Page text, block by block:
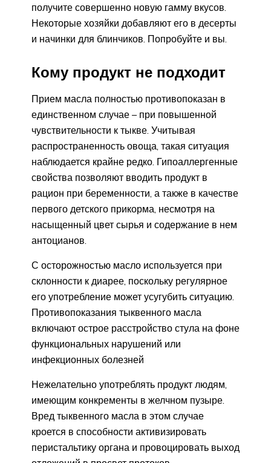
получите совершенно новую гамму вкусов.
Некоторые хозяйки добавляют его в десерты
и начинки для блинчиков. Попробуйте и вы.
Кому продукт не подходит
Прием масла полностью противопоказан в
единственном случае – при повышенной
чувствительности к тыкве. Учитывая
распространенность овоща, такая ситуация
наблюдается крайне редко. Гипоаллергенные
свойства позволяют вводить продукт в
рацион при беременности, а также в качестве
первого детского прикорма, несмотря на
насыщенный цвет сырья и содержание в нем
антоцианов.
С осторожностью масло используется при
склонности к диарее, поскольку регулярное
его употребление может усугубить ситуацию.
Противопоказания тыквенного масла
включают острое расстройство стула на фоне
функциональных нарушений или
инфекционных болезней
Нежелательно употреблять продукт людям,
имеющим конкременты в желчном пузыре.
Вред тыквенного масла в этом случае
кроется в способности активизировать
перистальтику органа и провоцировать выход